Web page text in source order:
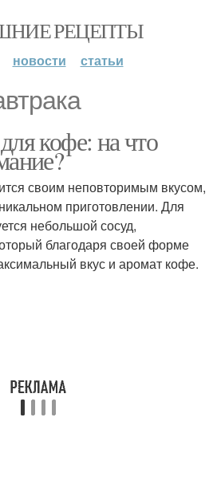
РЕЦЕПТЫ
новости статьи
кофе: на что
своим неповторимым вкусом,
приготовлении. Для
небольшой сосуд,
благодаря своей форме
вкус и аромат кофе.